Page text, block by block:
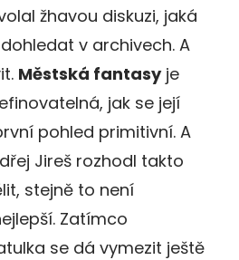
žhavou diskuzi, jaká
v archivech. A
Městská fantasyje
jak se její
pohled primitivní. A
Jireš rozhodl takto
stejně to není
Zatímco
se dá vymezit ještě